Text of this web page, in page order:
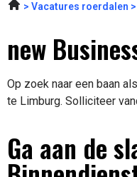
Vacatures roerdalen
new
Op zoek naar een baan
te Limburg. Solliciteer
Ga aan de